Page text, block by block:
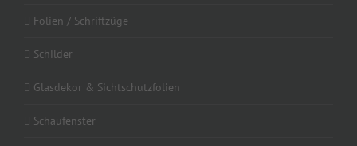
Folien / Schriftzüge
Schilder
Glasdekor & Sichtschutzfolien
Schaufenster